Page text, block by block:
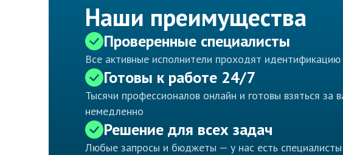
Наши преимущества
Проверенные специалисты
Все активные исполнители проходят
Готовы к работе 24/7
Тысячи профессионалов онлайн и готовы взяться за
немедленно
Решение для всех задач
Любые запросы и бюджеты — у нас есть